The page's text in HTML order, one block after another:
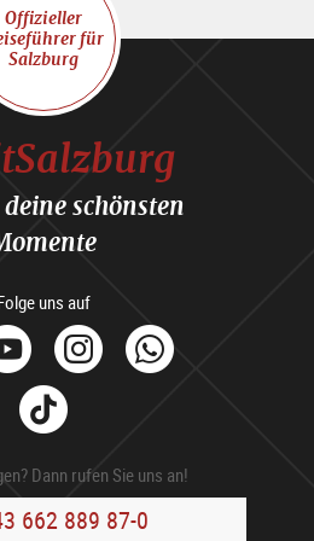
Offizieller
für
Salzburg
schönsten
uns auf
YoutubeInstagram
Tik
Tok
Dann rufen Sie uns an!
662 889 87-0